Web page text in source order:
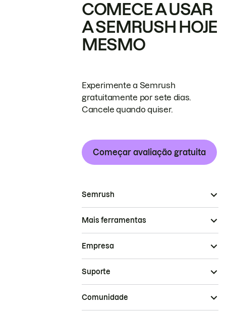
COMECE A USAR
A SEMRUSH HOJE
MESMO
Experimente a Semrush
gratuitamente por sete dias.
Cancele quando quiser.
Começar avaliação gratuita
Semrush
Mais ferramentas
Empresa
Suporte
Comunidade